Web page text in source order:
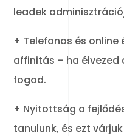
leadek
+ Telefonos és
affinitás – ha élvezed
fogod.
+ Nyitottság a
tanulunk, és ezt